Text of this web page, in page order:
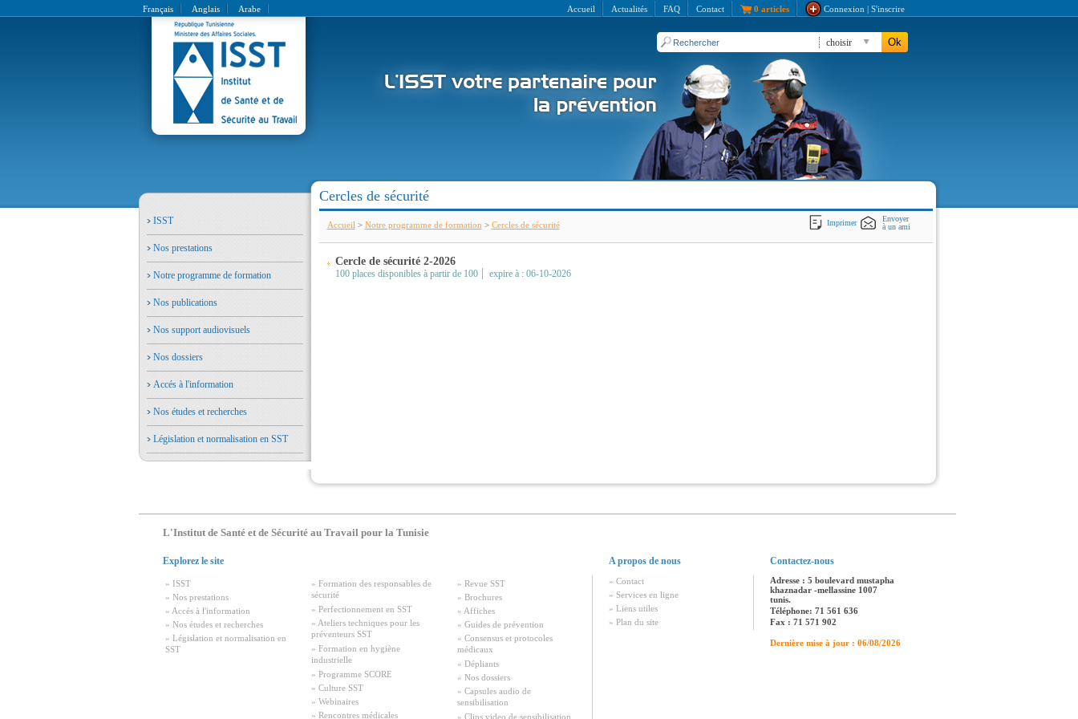
Français Anglais Arabe Accueil Actualités FAQ Contact 0 articles Connexion | S'inscrire
choisir Ok
ISST
Nos prestations
Notre programme de formation
Nos publications
Nos support audiovisuels
Nos dossiers
Accés à l'information
Nos études et recherches
Législation et normalisation en SST
Cercles de sécurité
Accueil > Notre programme de formation > Cercles de sécurité Imprimer
Envoyer
à un ami
Cercle de sécurité 2-2026
100 places disponibles à partir de 100 expire à : 06-10-2026
L'Institut de Santé et de Sécurité au Travail pour la Tunisie
Explorez le site
» ISST
» Nos prestations
» Accés à l'information
» Nos études et recherches
» Législation et normalisation en
SST
» Formation des responsables de
sécurité
» Perfectionnement en SST
» Ateliers techniques pour les
préventeurs SST
» Formation en hygiène
industrielle
» Programme SCORE
» Culture SST
» Webinaires
» Rencontres médicales
» Revue SST
» Brochures
» Affiches
» Guides de prévention
» Consensus et protocoles
médicaux
» Dépliants
» Nos dossiers
» Capsules audio de
sensibilisation
» Clips video de sensibilisation
A propos de nous
» Contact
» Services en ligne
» Liens utiles
» Plan du site
Contactez-nous
Adresse : 5 boulevard mustapha
khaznadar -mellassine 1007
tunis.
Téléphone: 71 561 636
Fax : 71 571 902
Dernière mise à jour : 06/08/2026